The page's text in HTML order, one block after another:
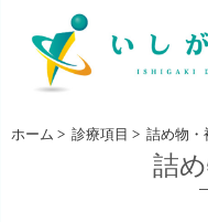
ホーム > 診療項目 > 詰め物・
詰